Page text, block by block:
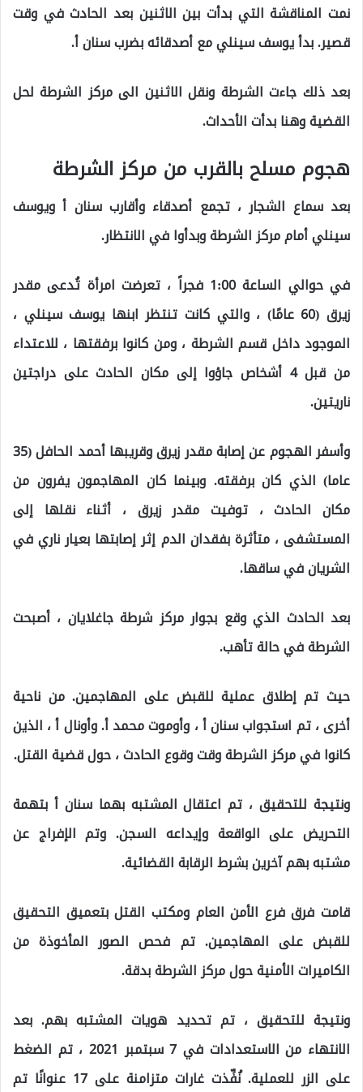
نمت المناقشة التي بدأت بين الاثنين بعد الحادث في وقت
قصير. بدأ يوسف سينلي مع أصدقائه بضرب سنان أ.
بعد ذلك جاءت الشرطة ونقل الاثنين الى مركز الشرطة لحل
القضية وهنا بدأت الأحداث.
هجوم مسلح بالقرب من مركز الشرطة
بعد سماع الشجار ، تجمع أصدقاء وأقارب سنان أ ويوسف
سينلي أمام مركز الشرطة وبدأوا في الانتظار.
في حوالي الساعة 1:00 فجراً ، تعرضت امرأة تُدعى مقدر
زيرق (60 عامًا) ، والتي كانت تنتظر ابنها يوسف سينلي ،
الموجود داخل قسم الشرطة ، ومن كانوا برفقتها ، للاعتداء
من قبل 4 أشخاص جاؤوا إلى مكان الحادث على دراجتين
ناريتين.
وأسفر الهجوم عن إصابة مقدر زيرق وقريبها أحمد الحافل (35
عاما) الذي كان برفقته. وبينما كان المهاجمون يفرون من
مكان الحادث ، توفيت مقدر زيرق ، أثناء نقلها إلى
المستشفى ، متأثرة بفقدان الدم إثر إصابتها بعيار ناري في
الشريان في ساقها.
بعد الحادث الذي وقع بجوار مركز شرطة جاغلايان ، أصبحت
الشرطة في حالة تأهب.
حيث تم إطلاق عملية للقبض على المهاجمين. من ناحية
أخرى ، تم استجواب سنان أ ، وأوموت محمد أ. وأونال أ ، الذين
كانوا في مركز الشرطة وقت وقوع الحادث ، حول قضية القتل.
ونتيجة للتحقيق ، تم اعتقال المشتبه بهما سنان أ بتهمة
التحريض على الواقعة وإيداعه السجن. وتم الإفراج عن
مشتبه بهم آخرين بشرط الرقابة القضائية.
قامت فرق فرع الأمن العام ومكتب القتل بتعميق التحقيق
للقبض على المهاجمين. تم فحص الصور المأخوذة من
الكاميرات الأمنية حول مركز الشرطة بدقة.
ونتيجة للتحقيق ، تم تحديد هويات المشتبه بهم. بعد
الانتهاء من الاستعدادات في 7 سبتمبر 2021 ، تم الضغط
على الزر للعملية. نُفِّذت غارات متزامنة على 17 عنوانًا تم